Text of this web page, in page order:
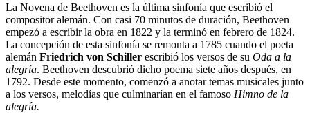
La Novena de Beethoven es la última sinfonía que escribió el
compositor alemán. Con casi 70 minutos de duración, Beethoven
empezó a escribir la obra en 1822 y la terminó en febrero de 1824.
La concepción de esta sinfonía se remonta a 1785 cuando el poeta
alemán Friedrich von Schiller escribió los versos de su Oda a la
alegría. Beethoven descubrió dicho poema siete años después, en
1792. Desde este momento, comenzó a anotar temas musicales junto
a los versos, melodías que culminarían en el famoso Himno de la
alegría.